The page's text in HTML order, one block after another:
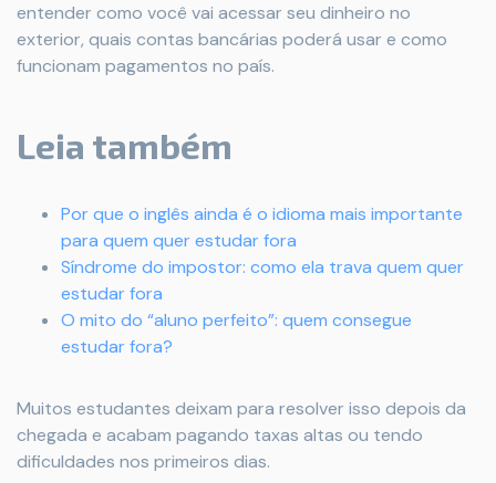
entender como você vai acessar seu dinheiro no
exterior, quais contas bancárias poderá usar e como
funcionam pagamentos no país.
Leia também
Por que o inglês ainda é o idioma mais importante
para quem quer estudar fora
Síndrome do impostor: como ela trava quem quer
estudar fora
O mito do “aluno perfeito”: quem consegue
estudar fora?
Muitos estudantes deixam para resolver isso depois da
chegada e acabam pagando taxas altas ou tendo
dificuldades nos primeiros dias.